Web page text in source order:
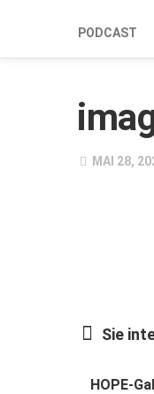
PODCAST
MAI 28,
Sie
HOPE-